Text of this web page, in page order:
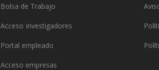
Bolsa de Trabajo
Acceso Investigadores
Portal empleado
Acceso empresas